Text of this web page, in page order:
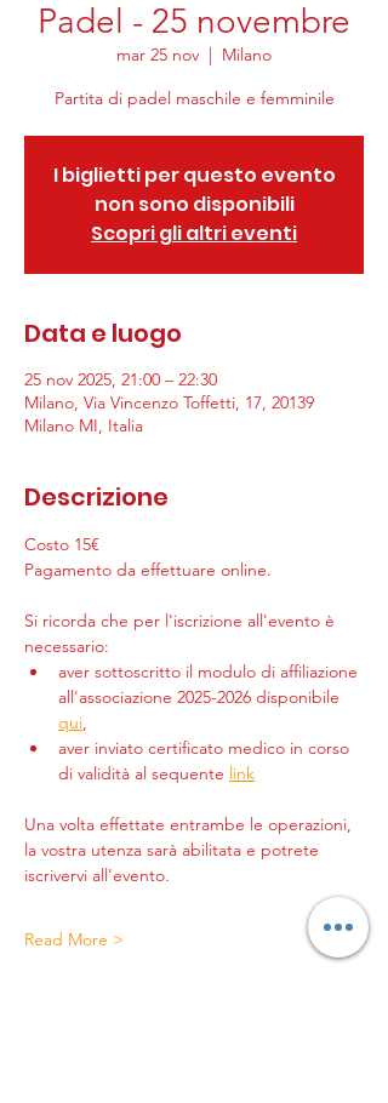
Padel - 25 novembre
mar 25 nov
  |
Milano
Partita di padel maschile e femminile
I biglietti per questo evento
non sono disponibili
Scopri gli altri eventi
Data e luogo
25 nov 2025, 21:00 – 22:30
Milano, Via Vincenzo Toffetti, 17, 20139
Milano MI, Italia
Descrizione
Costo 15€
Pagamento da effettuare online.
Si ricorda che per l'iscrizione all'evento è
necessario:
aver sottoscritto il modulo di affiliazione
all'associazione 2025-2026 disponibile
qui,
aver inviato certificato medico in corso
di validità al sequente link
Una volta effettate entrambe le operazioni,
la vostra utenza sarà abilitata e potrete
iscrivervi all'evento.
Read More >